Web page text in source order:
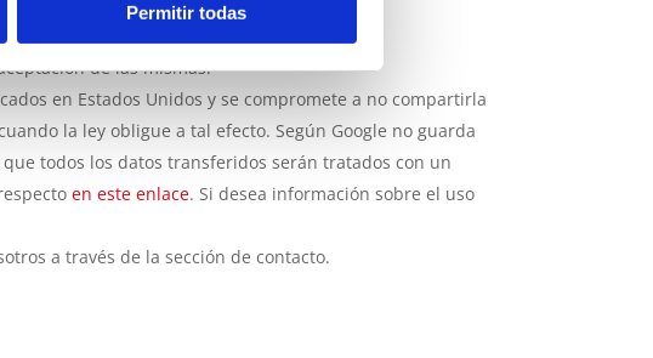
Permitir todas
de las mismas.
en Estados Unidos y se compromete a no compartirla
la ley obligue a tal efecto. Según Google no guarda
todos los datos transferidos serán tratados con un
en este enlace. Si desea información sobre el uso
a través de la sección de contacto.